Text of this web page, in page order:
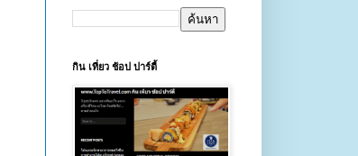
กิน เที่ยว ช้อป ปาร์ตี้